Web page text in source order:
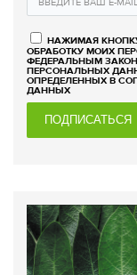
НАЖИМАЯ
ОБРАБОТКУ МОИХ
ФЕДЕРАЛЬНЫМ
ПЕРСОНАЛЬНЫХ
ОПРЕДЕЛЕННЫХ В
ДАННЫХ
ПОДПИСАТЬСЯ